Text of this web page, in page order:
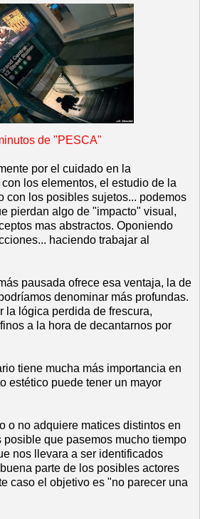
de "PESCA"
por el cuidado en la
los elementos, el estudio de la
con los posibles sujetos... podemos
pierdan algo de "impacto" visual,
mas abstractos. Oponiendo
haciendo trabajar al
pausada ofrece esa ventaja, la de
denominar más profundas.
la lógica perdida de frescura,
a la hora de decantarnos por
tiene mucha más importancia en
estético puede tener un mayor
o no adquiere matices distintos en
posible que pasemos mucho tiempo
nos llevara a ser identificados
parte de los posibles actores
caso el objetivo es "no parecer una